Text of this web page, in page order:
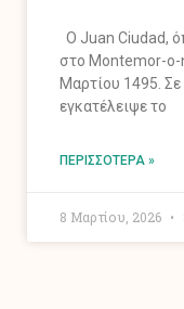
O Juan Ciudad,
στο Montemor-o-
Μαρτίου 1495.
εγκατέλειψε το
ΠΕΡΙΣΣΌΤΕΡΑ »
8 Μαρτίου, 2026